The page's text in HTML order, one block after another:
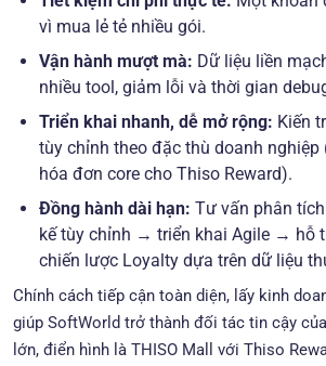
vì mua lẻ tẻ nhiều gói.
Vận hành mượt mà: Dữ liệu liền
nhiều tool, giảm lỗi và thời gian
Triển khai nhanh, dễ mở rộng: Kiến
tùy chỉnh theo đặc thù doanh nghiệp
hóa đơn core cho Thiso Reward).
Đồng hành dài hạn: Tư vấn phân
kế tùy chỉnh → triển khai Agile → hỗ
chiến lược Loyalty dựa trên dữ liệu
Chính cách tiếp cận toàn diện, lấy kinh
giúp SoftWorld trở thành đối tác tin cậy
lớn, điển hình là THISO Mall với Thiso